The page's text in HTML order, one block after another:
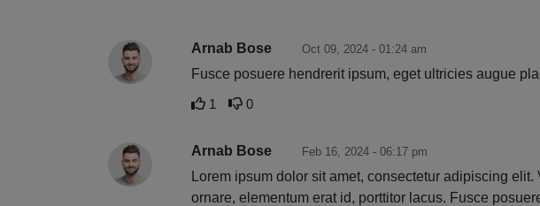
Arnab Bose Oct 09, 2024 - 01:24 am
Fusce posuere hendrerit ipsum, eget ultricies augue
1
0
Arnab Bose Feb 16, 2024 - 06:17 pm
Lorem ipsum dolor sit amet, consectetur adipiscing
ornare, elementum erat id, porttitor lacus. Fusce